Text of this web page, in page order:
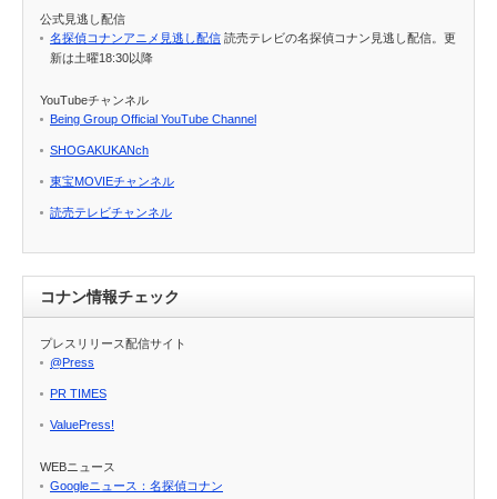
公式見逃し配信
名探偵コナンアニメ見逃し配信 読売テレビの名探偵コナン見逃し配信。更
新は土曜18:30以降
YouTubeチャンネル
Being Group Official YouTube Channel
SHOGAKUKANch
東宝MOVIEチャンネル
読売テレビチャンネル
コナン情報チェック
プレスリリース配信サイト
@Press
PR TIMES
ValuePress!
WEBニュース
Googleニュース：名探偵コナン